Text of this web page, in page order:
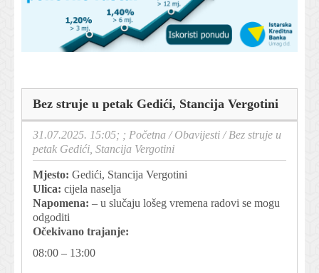
Bez struje u petak Gedići, Stancija Vergotini
31.07.2025. 15:05; ; Početna /Obavijesti /Bez struje u
petak Gedići, Stancija Vergotini
Mjesto: Gedići, Stancija Vergotini
Ulica: cijela naselja
Napomena: – u slučaju lošeg vremena radovi se mogu
odgoditi
Očekivano trajanje:
08:00 – 13:00